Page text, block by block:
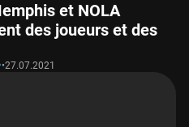
et NOLA
des joueurs et des
•27.07.2021